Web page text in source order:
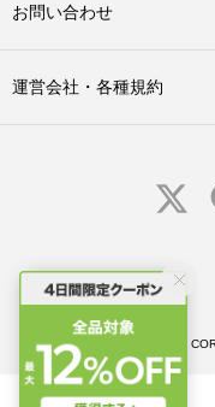
お問い合わせ
運営会社・各種規約
© MAGASEEK